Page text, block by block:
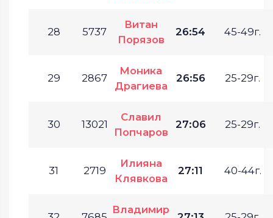
28 5737
Витан
Порязов
26:54 45-49г.
29 2867
Моника
Драгиева
26:56 25-29г.
30 13021
Славил
Попчаров
27:06 25-29г.
31 2719
Илияна
Клявкова
27:11 40-44г.
Владимир